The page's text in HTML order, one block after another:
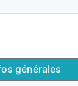
générales